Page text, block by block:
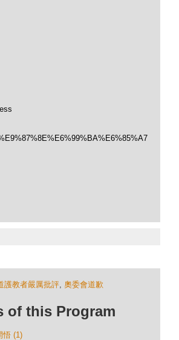
護教者嚴厲批評, 奧委會道歉
of this Program
悟 (1)